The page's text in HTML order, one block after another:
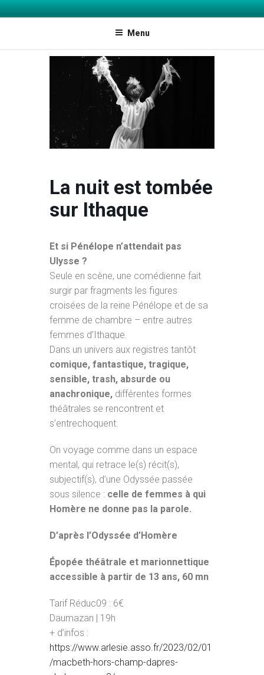
INFOJEUNES ARIÈGE ET AGGLO
FOIX-VARILHES
Explorer les possibles
Menu
La nuit est tombée
sur Ithaque
Et si Pénélope n’attendait pas
Ulysse ?
Seule en scène, une comédienne fait
surgir par fragments les figures
croisées de la reine Pénélope et de sa
femme de chambre – entre autres
femmes d’Ithaque.
Dans un univers aux registres tantôt
comique, fantastique, tragique,
sensible, trash, absurde ou
anachronique, différentes formes
théâtrales se rencontrent et
s’entrechoquent.
On voyage comme dans un espace
mental, qui retrace le(s) récit(s),
subjectif(s), d’une Odyssée passée
sous silence : celle de femmes à qui
Homère ne donne pas la parole.
D’après l’Odyssée d’Homère
Épopée théâtrale et marionnettique
accessible à partir de 13 ans, 60 mn
Tarif Réduc09 : 6€
Daumazan | 19h
+ d’infos :
https://www.arlesie.asso.fr/2023/02/01
/macbeth-hors-champ-dapres-